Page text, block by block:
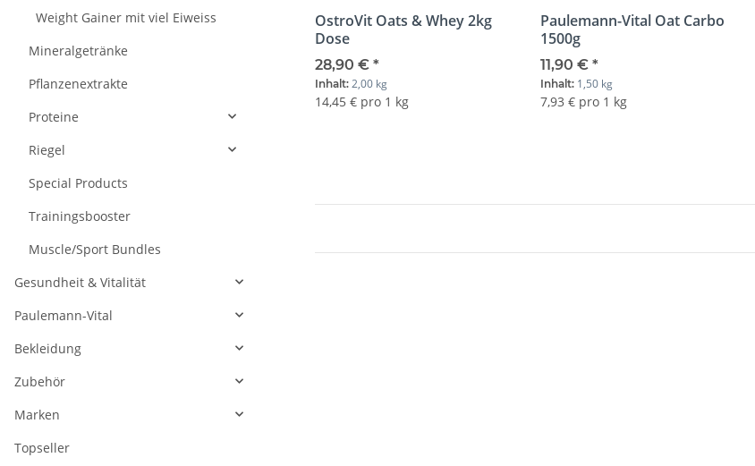
OstroVit Oats & Whey 2kg
Dose
28,90 € *
Inhalt: 2,00 kg
14,45 € pro 1 kg
Paulemann-Vital Oat Carbo
1500g
11,90 € *
Inhalt: 1,50 kg
7,93 € pro 1 kg
Weight Gainer mit viel Eiweiss
Mineralgetränke
Pflanzenextrakte
Proteine
Riegel
Special Products
Trainingsbooster
Muscle/Sport Bundles
Gesundheit & Vitalität
Paulemann-Vital
Bekleidung
Zubehör
Marken
Topseller